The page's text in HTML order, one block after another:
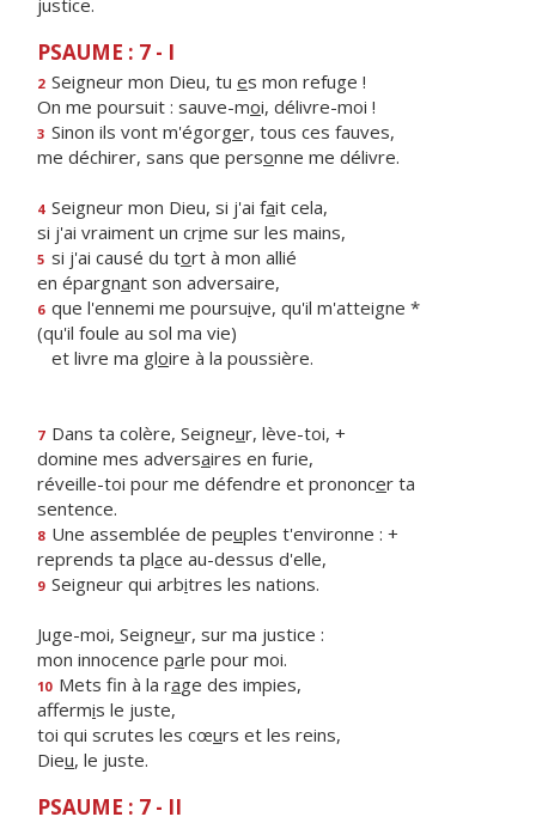
justice.
PSAUME : 7 - I
2 Seigneur mon Dieu, tu es mon refuge !
On me poursuit : sauve-moi, délivre-moi !
3 Sinon ils vont m'égorger, tous ces fauves,
me déchirer, sans que personne me délivre.
4 Seigneur mon Dieu, si j'ai fait cela,
si j'ai vraiment un crime sur les mains,
5 si j'ai causé du tort à mon allié
en épargnant son adversaire,
6 que l'ennemi me poursuive, qu'il m'atteigne *
(qu'il foule au sol ma vie)
et livre ma gloire à la poussière.
7 Dans ta colère, Seigneur, lève-toi, +
domine mes adversaires en furie,
réveille-toi pour me défendre et prononcer ta
sentence.
8 Une assemblée de peuples t'environne : +
reprends ta place au-dessus d'elle,
9 Seigneur qui arbitres les nations.
Juge-moi, Seigneur, sur ma justice :
mon innocence parle pour moi.
10 Mets fin à la rage des impies,
affermis le juste,
toi qui scrutes les cœurs et les reins,
Dieu, le juste.
PSAUME : 7 - II